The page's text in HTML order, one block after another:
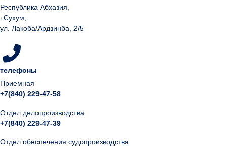
Республика Абхазия,
г.Сухум,
ул. Лакоба/Ардзинба, 2/5
телефоны
Приемная
+7(840) 229-47-58
Отдел делопроизводства
+7(840) 229-47-39
Отдел обеспечения судопроизводства